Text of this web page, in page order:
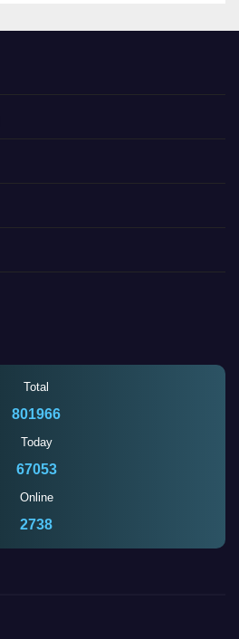
Total
801966
Today
67053
Online
2739